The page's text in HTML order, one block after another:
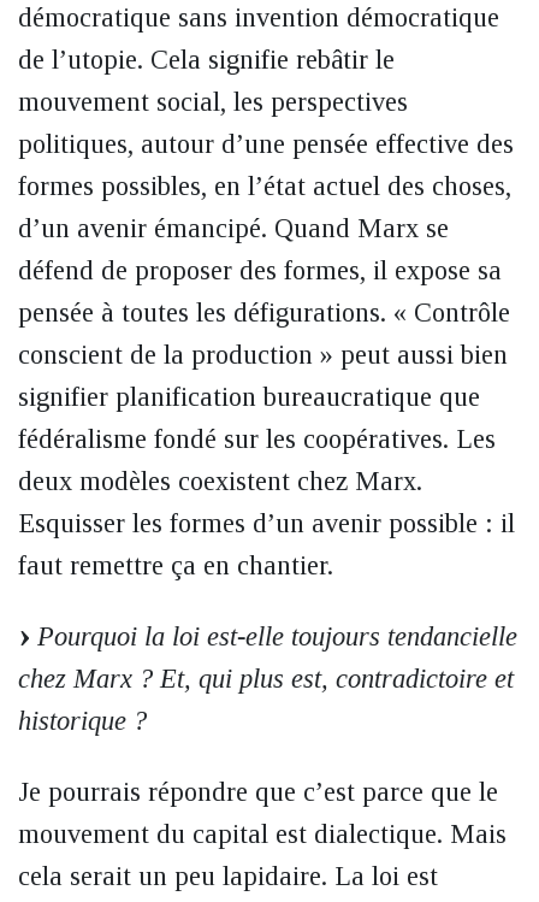
démocratique sans invention démocratique
de l’utopie. Cela signifie rebâtir le
mouvement social, les perspectives
politiques, autour d’une pensée effective des
formes possibles, en l’état actuel des choses,
d’un avenir émancipé. Quand Marx se
défend de proposer des formes, il expose sa
pensée à toutes les défigurations. « Contrôle
conscient de la production » peut aussi bien
signifier planification bureaucratique que
fédéralisme fondé sur les coopératives. Les
deux modèles coexistent chez Marx.
Esquisser les formes d’un avenir possible : il
faut remettre ça en chantier.
Pourquoi la loi est-elle toujours tendancielle
chez Marx ? Et, qui plus est, contradictoire et
historique ?
Je pourrais répondre que c’est parce que le
mouvement du capital est dialectique. Mais
cela serait un peu lapidaire. La loi est